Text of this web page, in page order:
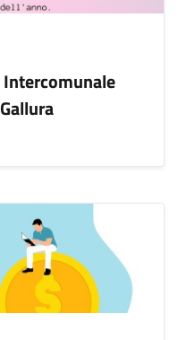
Intercomunale